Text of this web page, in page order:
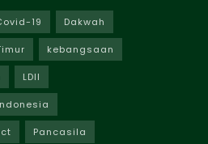
19 Dakwah
kebangsaan
LDII
Pancasila